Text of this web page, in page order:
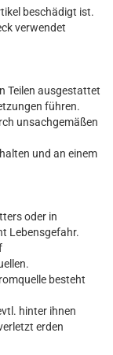
beschädigt ist.
verwendet
Teilen ausgestattet
führen.
unsachgemäßen
und an einem
oder in
Lebensgefahr.
besteht
hinter ihnen
erden